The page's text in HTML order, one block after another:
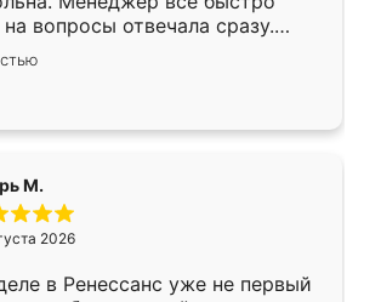
на вопросы отвечала сразу.
в субботу, подошёл к
ответственностью. Собрали
работали аккуратно, даже
М.
2026
в Ренессанс уже не первый